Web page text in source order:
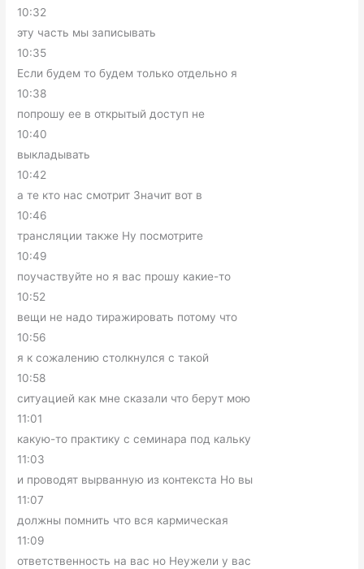
10:32
эту часть мы записывать
10:35
Если будем то будем только отдельно я
10:38
попрошу ее в открытый доступ не
10:40
выкладывать
10:42
а те кто нас смотрит Значит вот в
10:46
трансляции также Ну посмотрите
10:49
поучаствуйте но я вас прошу какие-то
10:52
вещи не надо тиражировать потому что
10:56
я к сожалению столкнулся с такой
10:58
ситуацией как мне сказали что берут мою
11:01
какую-то практику с семинара под кальку
11:03
и проводят вырванную из контекста Но вы
11:07
должны помнить что вся кармическая
11:09
ответственность на вас но Неужели у вас